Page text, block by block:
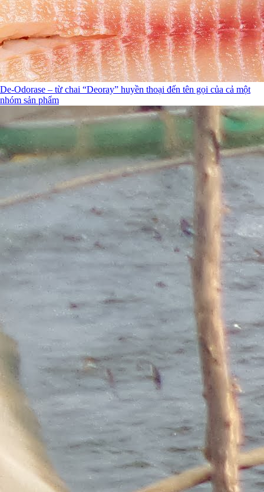
De-Odorase – từ chai “Deoray” huyền thoại đến tên gọi của cả một
nhóm sản phẩm